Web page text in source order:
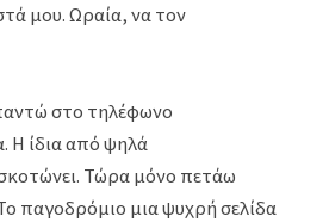
μου. Ωραία, να τον
στο τηλέφωνο
Η ίδια από ψηλά
Τώρα μόνο πετάω
παγοδρόμιο μια ψυχρή σελίδα